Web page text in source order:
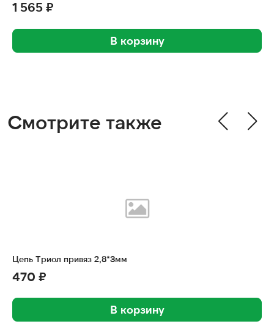
1 565 ₽
В корзину
Смотрите также
Цепь Триол привяз 2,8*3мм
470 ₽
В корзину